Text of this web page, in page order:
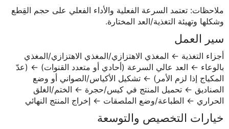
ملاحظات: تعتمد السرعة الفعلية والأداء الفعلي على حجم القِطع
وشكلها وتهيئة التغذية/العد المختارة.
سير العمل
أجزاء التغذية ← المغذي الاهتزازي/المغذي الاهتزازي/المغذي
بالوعاء ← العد عالي السرعة (أحادي أو متعدد القنوات) ← (عدّ
المكياج إذا لزم الأمر) ← تشكيل الأكياس/الصواني أو وضع
الصناديق ← تحميل المنتج في كيس/حجرة ← الختم/الغلق
الحراري ← الطباعة/وضع الملصقات ← إخراج المنتج النهائي
خيارات التخصيص والتوسعة